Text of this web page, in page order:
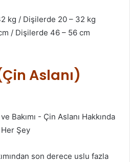
kg / Dişilerde 20 – 32 kg
/ Dişilerde 46 – 56 cm
Aslanı)
son derece uslu fazla